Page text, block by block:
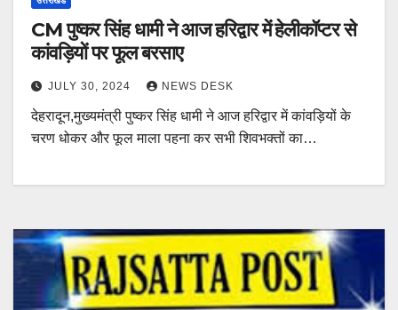
CM पुष्कर सिंह धामी ने आज हरिद्वार में हेलीकॉप्टर से
कांवड़ियों पर फूल बरसाए
JULY 30, 2024 NEWS DESK
देहरादून,मुख्यमंत्री पुष्कर सिंह धामी ने आज हरिद्वार में कांवड़ियों के
चरण धोकर और फूल माला पहना कर सभी शिवभक्तों का…